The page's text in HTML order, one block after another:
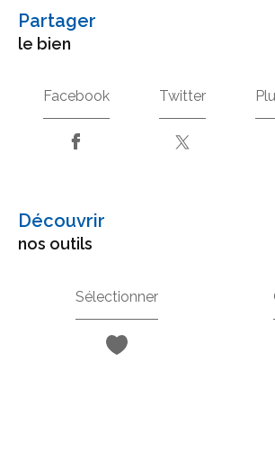
partager
le bien
Facebook Twitter
découvrir
nos outils
Sélectionner